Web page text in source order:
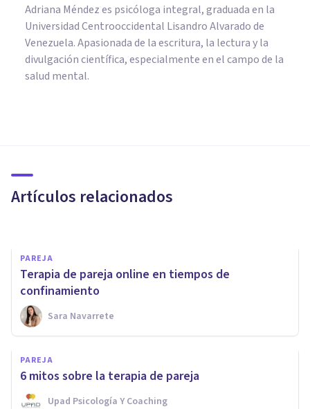
Adriana Méndez es psicóloga integral, graduada en la
Universidad Centrooccidental Lisandro Alvarado de
Venezuela. Apasionada de la escritura, la lectura y la
divulgación científica, especialmente en el campo de la
salud mental.
Artículos relacionados
cuentan
PAREJA
Terapia de pareja online en tiempos de
confinamiento
Sara Navarrete
PAREJA
6 mitos sobre la terapia de pareja
Upad Psicología Y Coaching
¿Son más infieles los hombres
o las mujeres?